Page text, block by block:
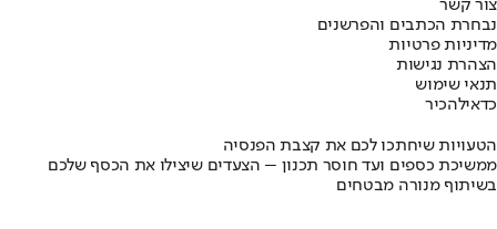
צור קשר
נבחרת הכתבים והפרשנים
מדיניות פרטיות
הצהרת נגישות
תנאי שימוש
כדאילהכיר
הטעויות שיחתכו לכם את קצבת הפנסיה
ממשיכת כספים ועד חוסר תכנון – הצעדים שיצילו את הכסף שלכם
בשיתוף מנורה מבטחים